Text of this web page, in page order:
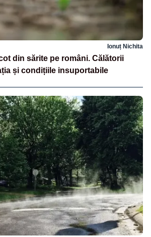
Ionuț Nichita
din sărite pe români. Călătorii
și condițiile insuportabile